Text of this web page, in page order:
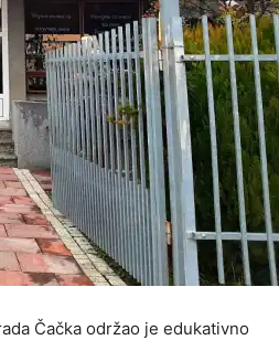
Čačka održao je edukativno